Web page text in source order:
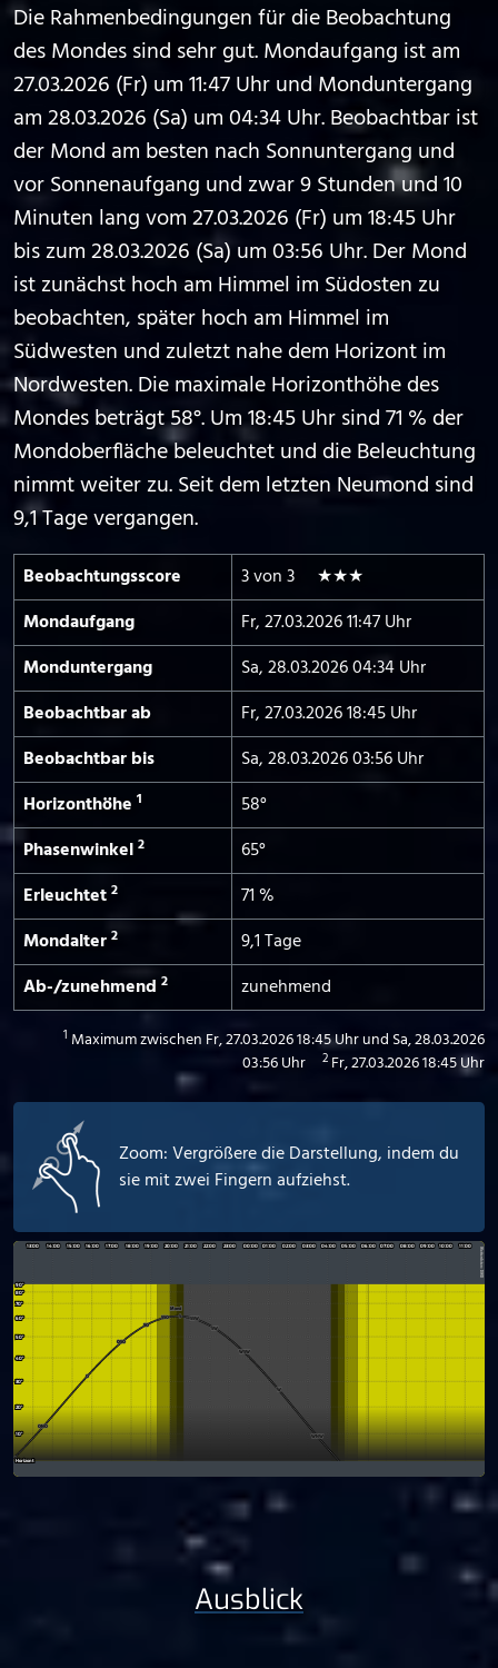
Die Rahmenbedingungen für die Beobachtung
des Mondes sind sehr gut. Mondaufgang ist am
27.03.2026 (Fr) um 11:47 Uhr und Monduntergang
am 28.03.2026 (Sa) um 04:34 Uhr. Beobachtbar ist
der Mond am besten nach Sonnuntergang und
vor Sonnenaufgang und zwar 9 Stunden und 10
Minuten lang vom 27.03.2026 (Fr) um 18:45 Uhr
bis zum 28.03.2026 (Sa) um 03:56 Uhr. Der Mond
ist zunächst hoch am Himmel im Südosten zu
beobachten, später hoch am Himmel im
Südwesten und zuletzt nahe dem Horizont im
Nordwesten. Die maximale Horizonthöhe des
Mondes beträgt 58°. Um 18:45 Uhr sind 71 % der
Mondoberfläche beleuchtet und die Beleuchtung
nimmt weiter zu. Seit dem letzten Neumond sind
9,1 Tage vergangen.
Beobachtungs­score
3 von 3 ★★★
Mond­aufgang
Fr, 27.03.2026 11:47 Uhr
Mond­untergang
Sa, 28.03.2026 04:34 Uhr
Beobachtbar ab
Fr, 27.03.2026 18:45 Uhr
Beobachtbar bis
Sa, 28.03.2026 03:56 Uhr
Horizont­höhe 1
58°
Phasen­winkel 2
65°
Erleuchtet 2
71 %
Mond­alter 2
9,1 Tage
Ab-/­zunehmend 2 zunehmend
1 Maximum zwischen Fr, 27.03.2026 18:45 Uhr und Sa, 28.03.2026
03:56 Uhr
2 Fr, 27.03.2026 18:45 Uhr
Zoom: Vergrößere die Darstellung, indem du
sie mit zwei Fingern aufziehst.
Ausblick